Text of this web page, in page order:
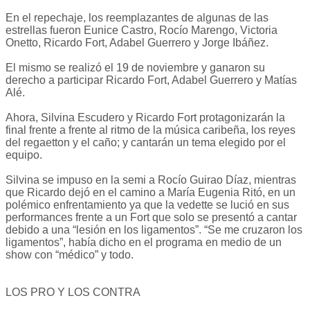
En el repechaje, los reemplazantes de algunas de las
estrellas fueron Eunice Castro, Rocío Marengo, Victoria
Onetto, Ricardo Fort, Adabel Guerrero y Jorge Ibáñez.
El mismo se realizó el 19 de noviembre y ganaron su
derecho a participar Ricardo Fort, Adabel Guerrero y Matías
Alé.
Ahora, Silvina Escudero y Ricardo Fort protagonizarán la
final frente a frente al ritmo de la música caribeña, los reyes
del regaetton y el caño; y cantarán un tema elegido por el
equipo.
Silvina se impuso en la semi a Rocío Guirao Díaz, mientras
que Ricardo dejó en el camino a María Eugenia Ritó, en un
polémico enfrentamiento ya que la vedette se lució en sus
performances frente a un Fort que solo se presentó a cantar
debido a una “lesión en los ligamentos”. “Se me cruzaron los
ligamentos”, había dicho en el programa en medio de un
show con “médico” y todo.
LOS PRO Y LOS CONTRA